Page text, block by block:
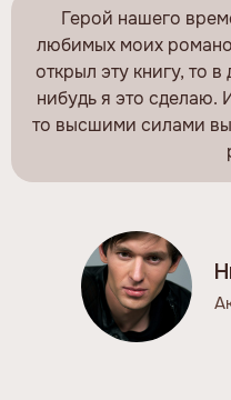
Герой нашего
любимых моих
открыл эту книгу, то
нибудь я это сделаю.
то высшими силами